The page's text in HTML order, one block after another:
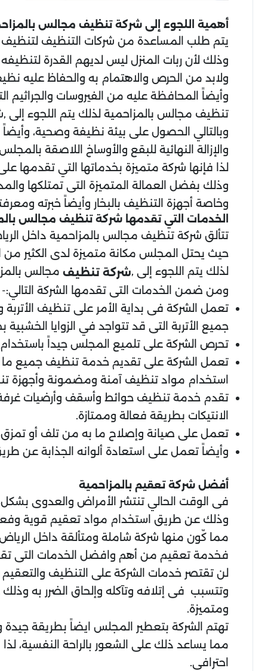
أهمية اللجوء إلى شركة تنظيف مجالس
يتم طلب المساعدة من شركات التنظيف
وذلك لأن ربات المنزل ليس لديهم القدرة
ولابد من الحرص والاهتمام به والحفاظ عليه
وأيضاً المحافظة عليه من الفيروسات والجراثيم
تنظيف مجالس بالمزاحمية لذلك يتم اللجوء
وبالتالي الحصول على بيئة نظيفة وصحية،
والإزالة النهائية للبقع والأوساخ اللاصقة
لذا فإنها شركة متميزة بخدماتها التي
وذلك بفضل العمالة المتميزة التى تمتلكها
وخاصة أجهزة التنظيف بالبخار وأيضاً خبرته
الخدمات التي تقدمها شركة تنظيف مجالس
تتألق شركة تنظيف مجالس بالمزاحمية داخل
حيث يحتل المجلس مكانة متميزة لدى الكثير من
لذلك يتم اللجوء إلى ,شركة تنظيف مجالس
ومن ضمن الخدمات التى تقدمها الشركة التالي:-
تعمل الشركة فى بداية الأمر على تنظيف
جميع الأتربة التى قد تتواجد في الزوايا
تحرص الشركة على تلميع المجلس جيداً
تعمل الشركة على تقديم خدمة تنظيف جميع ما
استخدام مواد تنظيف آمنة ومضمونة وأجهزة
تقدم خدمة تنظيف حوائط وأسقف وأرضيات غرفة
الانتيكات بطريقة فعالة وممتازة.
تعمل على صيانة وإصلاح ما به من تلف أو
وأيضاً تعمل على استعادة ألوانه الجذابة عن
أفضل شركة تعقيم بالمزاحمية
فى الوقت الحالي تنتشر الأمراض والعدوى بشكل
وذلك عن طريق استخدام مواد تعقيم قوية
مما كّون منها شركة شاملة ومتألقة داخل
فخدمة تعقيم من أهم وافضل الخدمات التى
لن تقتصر خدمات الشركة على التنظيف
وتتسبب فى إتلافه وتآكله وإلحاق الضرر به
ومتميزة.
تهتم الشركة بتعطير المجلس ايضاً بطريقة
مما يساعد ذلك على الشعور بالراحة
احترافي.